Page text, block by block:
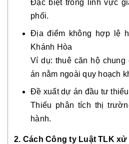
Đặc biệt trong lĩnh vực
phối.
Địa điểm không hợp lệ
Khánh Hòa
Ví dụ: thuê căn hộ
án nằm ngoài quy hoạch
Đề xuất dự án đầu tư
Thiếu phân tích thị
hành.
2. Cách Công ty Luật TLK